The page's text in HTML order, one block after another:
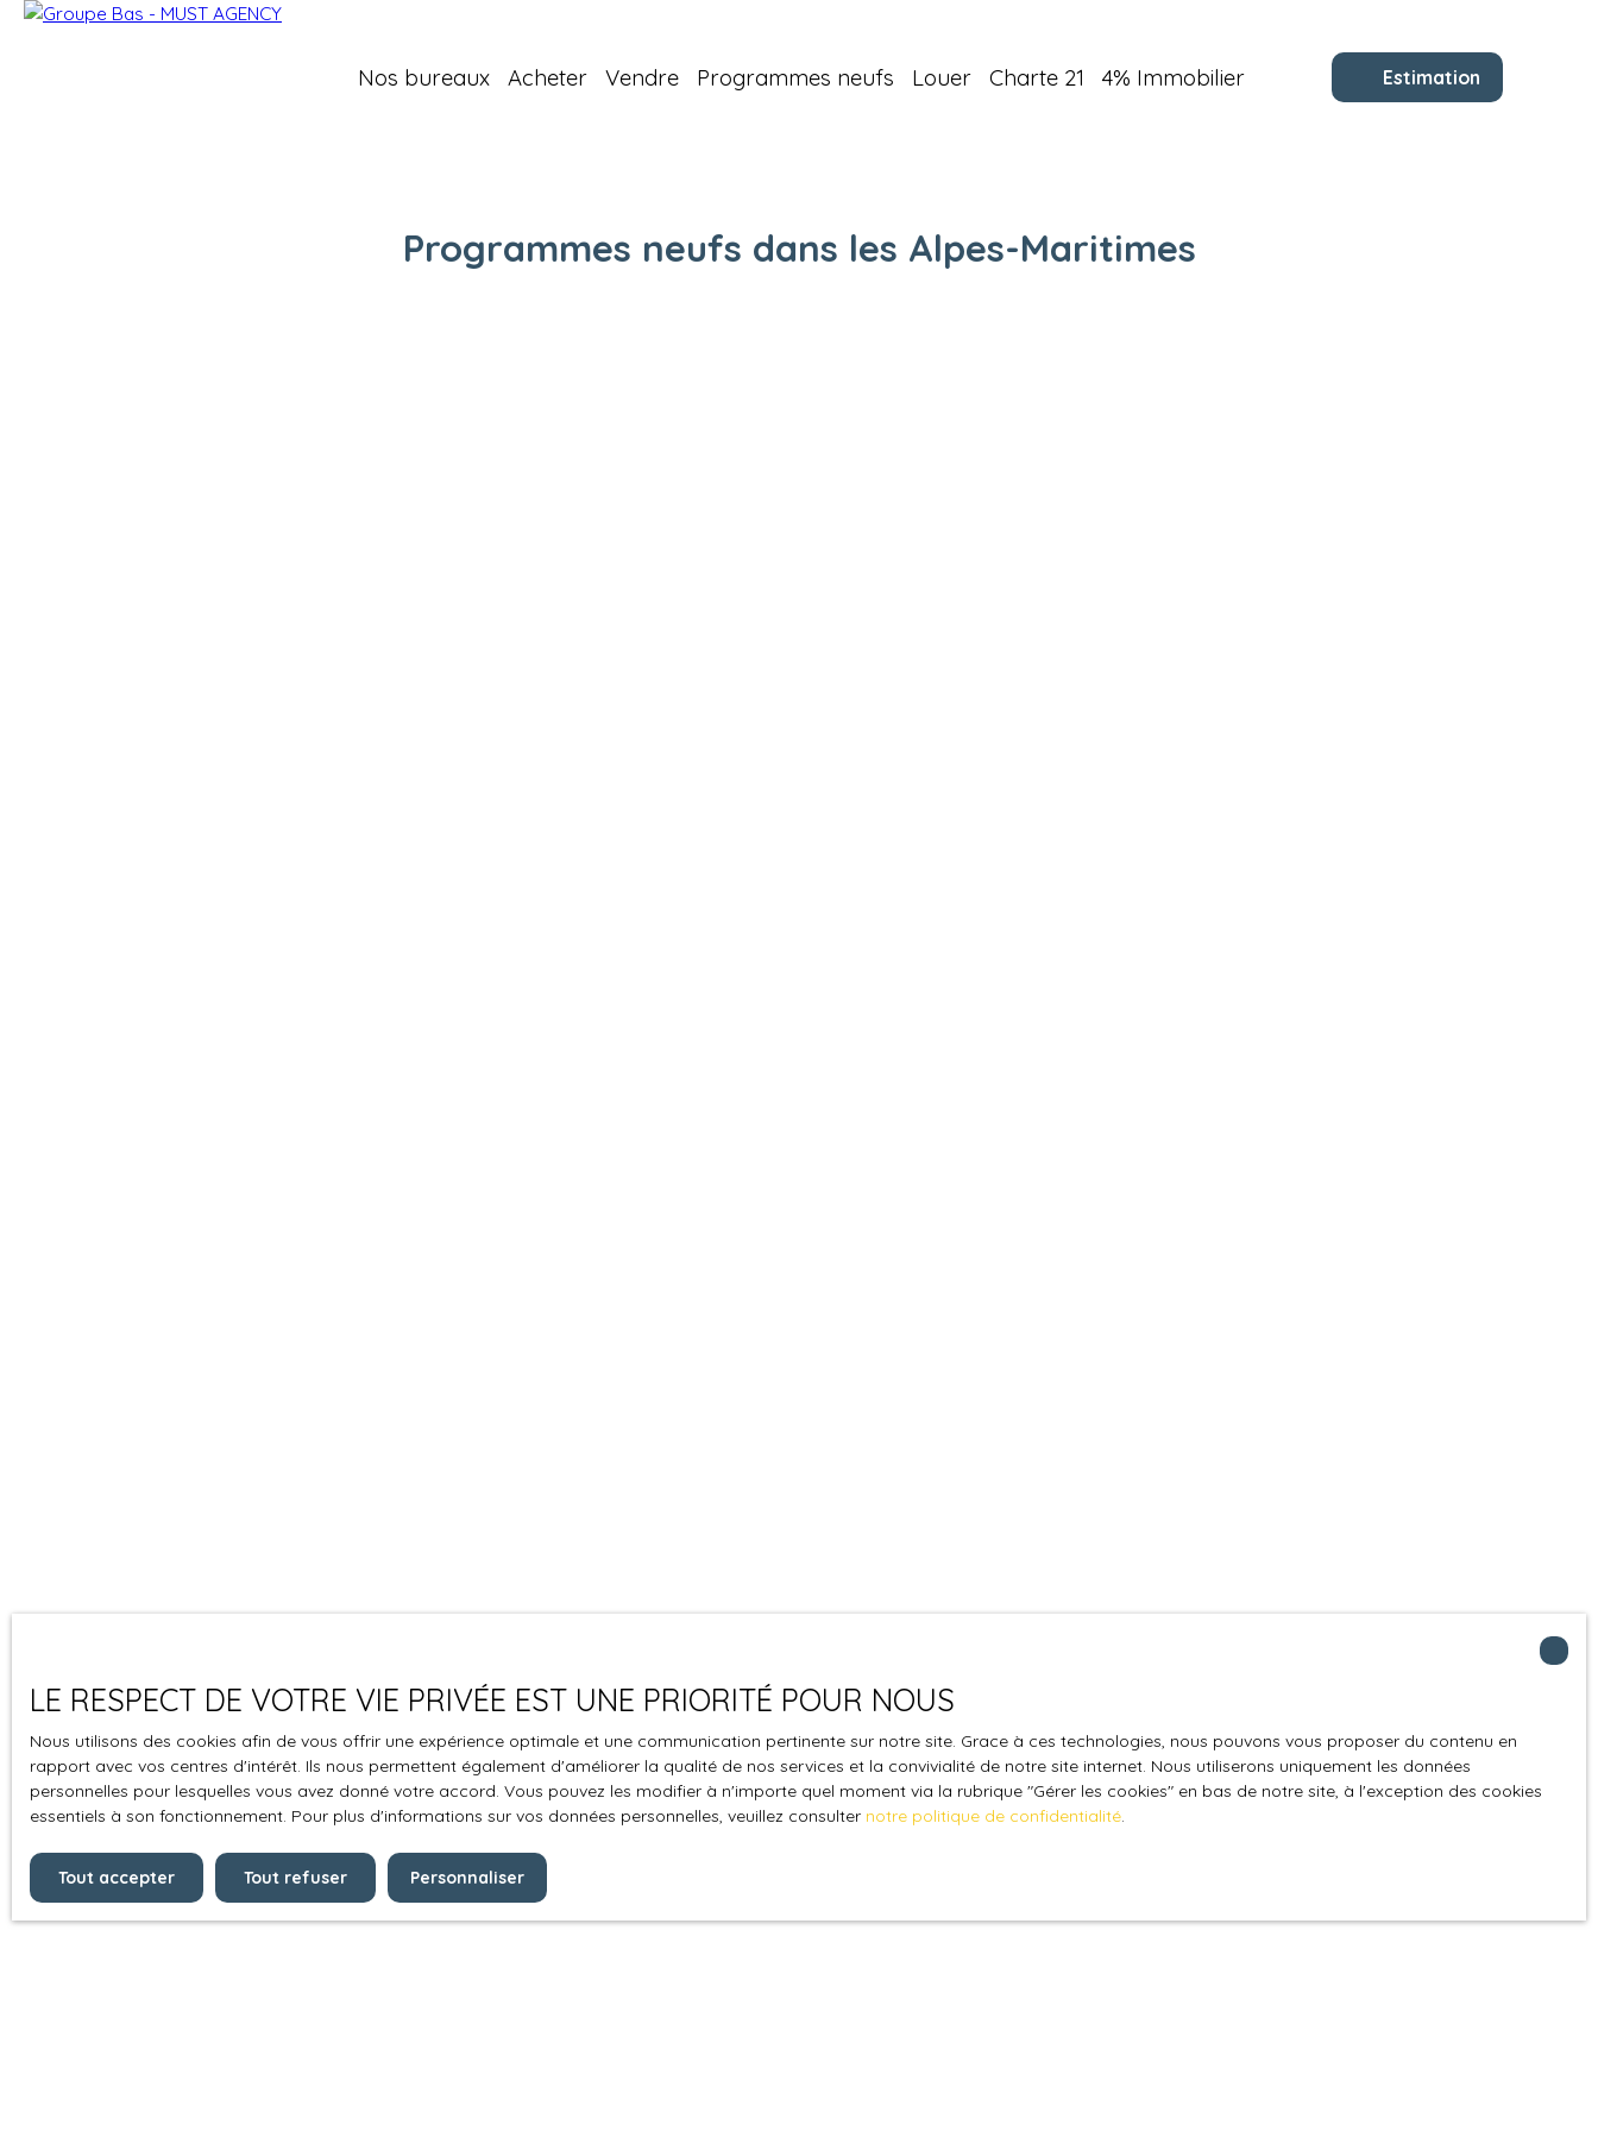
Nos bureaux Acheter Vendre Programmes neufs Louer Charte 21 4% Immobilier Estimation
Programmes neufs dans les Alpes-Maritimes
LE RESPECT DE VOTRE VIE PRIVÉE EST UNE PRIORITÉ POUR NOUS
Nous utilisons des cookies afin de vous offrir une expérience optimale et une communication pertinente sur notre site. Grace à ces technologies, nous pouvons vous proposer du contenu en
rapport avec vos centres d'intérêt. Ils nous permettent également d'améliorer la qualité de nos services et la convivialité de notre site internet. Nous utiliserons uniquement les données
personnelles pour lesquelles vous avez donné votre accord. Vous pouvez les modifier à n'importe quel moment via la rubrique ″Gérer les cookies″ en bas de notre site, à l'exception des cookies
essentiels à son fonctionnement. Pour plus d'informations sur vos données personnelles, veuillez consulter notre politique de confidentialité.
Tout accepter Tout refuser Personnaliser